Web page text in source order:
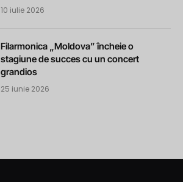
10 iulie 2026
Filarmonica „Moldova” încheie o
stagiune de succes cu un concert
grandios
25 iunie 2026